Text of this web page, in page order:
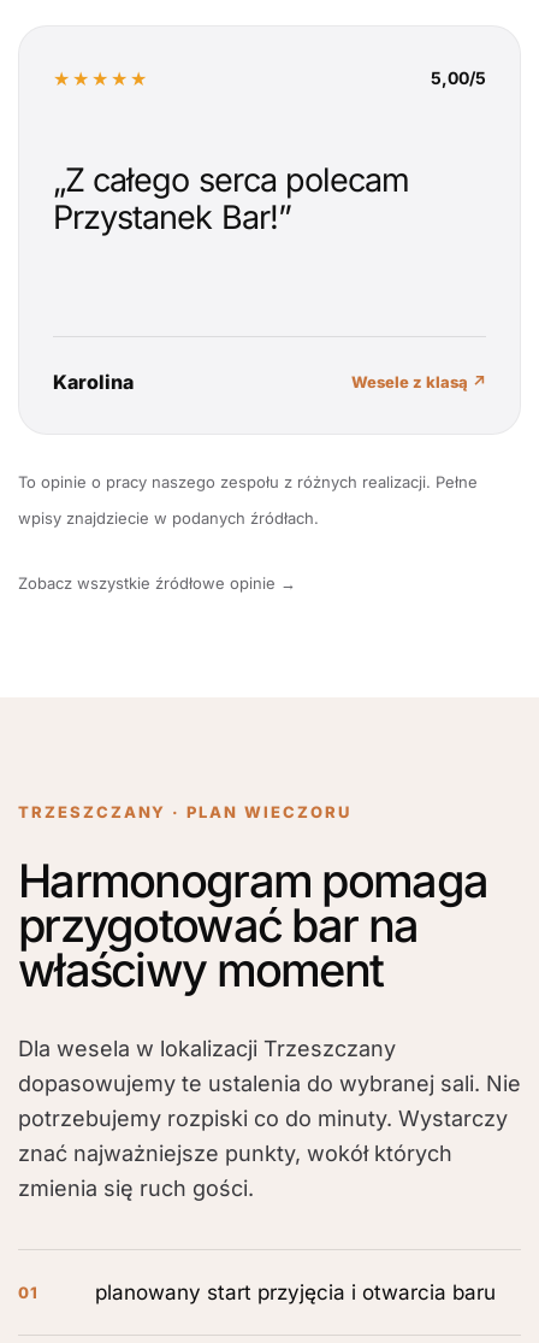
★★★★★ 5,00/5
„Z całego serca polecam
Przystanek Bar!”
Karolina Wesele z klasą ↗
To opinie o pracy naszego zespołu z różnych realizacji. Pełne
wpisy znajdziecie w podanych źródłach.
Zobacz wszystkie źródłowe opinie →
TRZESZCZANY · PLAN WIECZORU
Harmonogram pomaga
przygotować bar na
właściwy moment
Dla wesela w lokalizacji Trzeszczany
dopasowujemy te ustalenia do wybranej sali. Nie
potrzebujemy rozpiski co do minuty. Wystarczy
znać najważniejsze punkty, wokół których
zmienia się ruch gości.
01 planowany start przyjęcia i otwarcia baru